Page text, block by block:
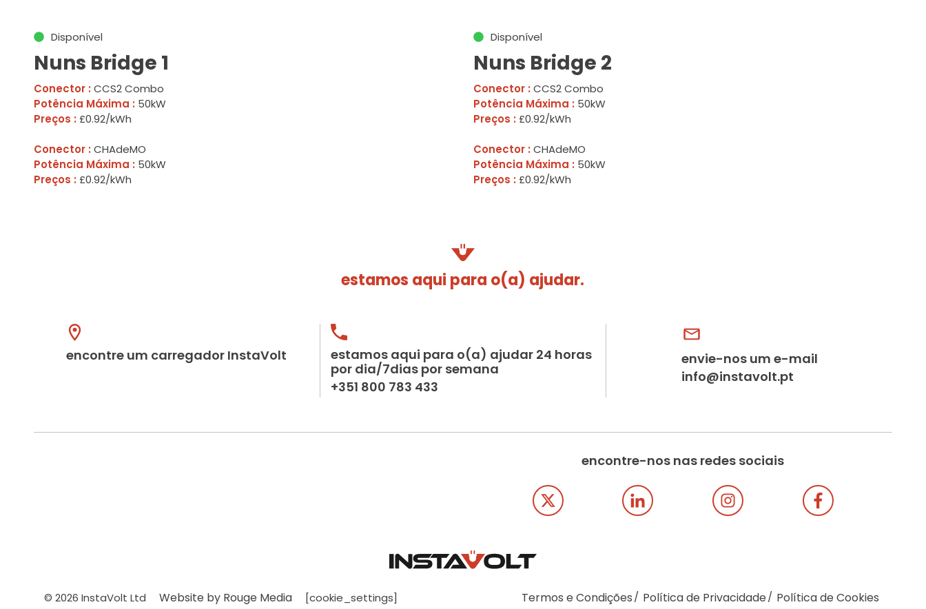
Disponível
Nuns Bridge 1
Conector : CCS2 Combo
Potência Máxima : 50kW
Preços : £0.92/kWh
Conector : CHAdeMO
Potência Máxima : 50kW
Preços : £0.92/kWh
Disponível
Nuns Bridge 2
Conector : CCS2 Combo
Potência Máxima : 50kW
Preços : £0.92/kWh
Conector : CHAdeMO
Potência Máxima : 50kW
Preços : £0.92/kWh
estamos aqui para o(a) ajudar.
encontre um carregador InstaVolt
estamos aqui para o(a) ajudar 24 horas
por dia/7dias por semana
+351 800 783 433
envie-nos um e-mail
info@instavolt.pt
encontre-nos nas redes sociais
© 2026 InstaVolt Ltd Website by Rouge Media [cookie_settings] Termos e Condições Política de Privacidade Política de Cookies